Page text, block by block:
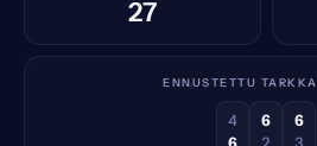
27
ENNUSTETTU
4
6
6